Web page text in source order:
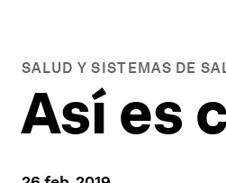
SALUD Y SISTEMAS DE
Así es